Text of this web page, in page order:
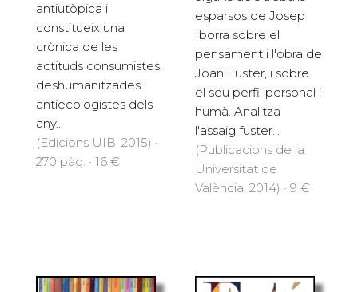
antiutòpica i
constitueix una
crònica de les
actituds consumistes,
deshumanitzades i
antiecologistes dels
any...
(Edicions UIB, 2015) ·
270 pàg. · 16 €
esparsos de Josep
Iborra sobre el
pensament i l'obra de
Joan Fuster, i sobre
el seu perfil personal i
humà. Analitza
l'assaig fuster...
(Publicacions de la
Universitat de
València, 2014) · 9 €